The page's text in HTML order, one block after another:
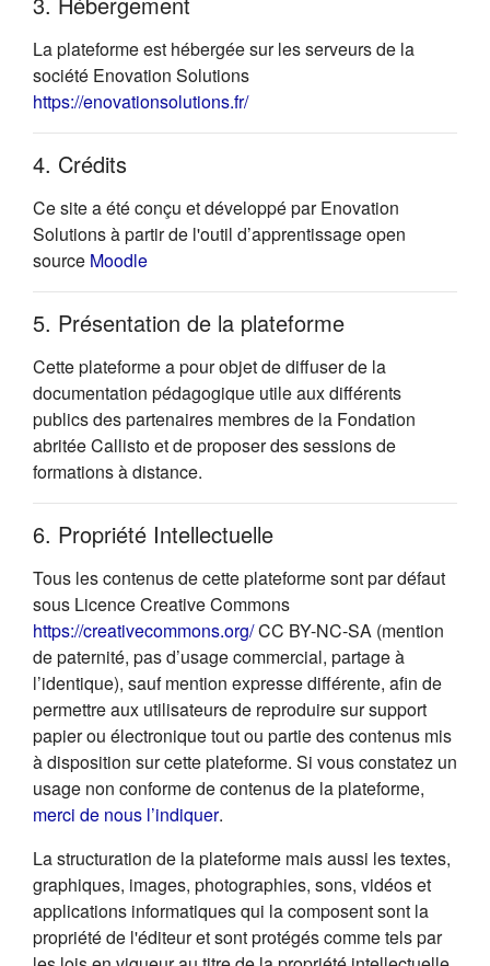
La plateforme est hébergée sur les serveurs de la
société Enovation Solutions
https://enovationsolutions.fr/(s'ouvre dans un nouvel onglet)
4. Crédits
Ce site a été conçu et développé par Enovation
Solutions à partir de l'outil d’apprentissage open
source Moodle(s'ouvre dans un nouvel onglet)
5. Présentation de la plateforme
Cette plateforme a pour objet de diffuser de la
documentation pédagogique utile aux différents
publics des partenaires membres de la Fondation
abritée Callisto et de proposer des sessions de
formations à distance.
6. Propriété Intellectuelle
Tous les contenus de cette plateforme sont par défaut
sous Licence Creative Commons
https://creativecommons.org/(s'ouvre dans un nouvel
CC BY-NC-SA (mention
de paternité, pas d’usage commercial, partage à
l’identique), sauf mention expresse différente, afin de
permettre aux utilisateurs de reproduire sur support
papier ou électronique tout ou partie des contenus mis
à disposition sur cette plateforme. Si vous constatez un
usage non conforme de contenus de la plateforme,
merci de nous l’indiquer(s'ouvre dans un nouvel onglet)
.
La structuration de la plateforme mais aussi les textes,
graphiques, images, photographies, sons, vidéos et
applications informatiques qui la composent sont la
propriété de l'éditeur et sont protégés comme tels par